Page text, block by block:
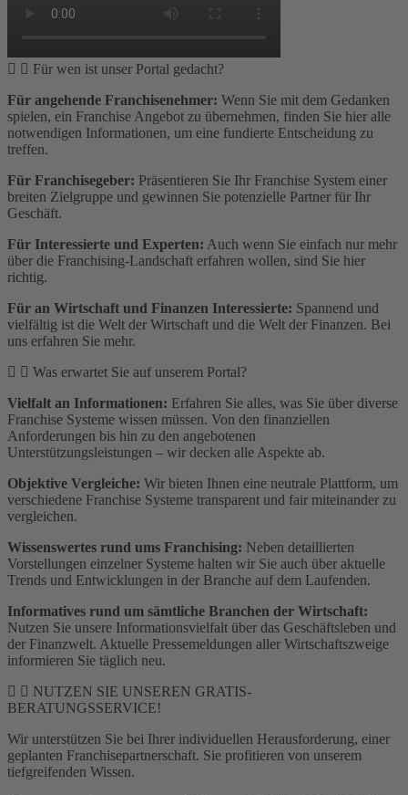
Für wen ist unser Portal gedacht?
Für angehende Franchisenehmer: Wenn Sie mit dem Gedanken
spielen, ein Franchise Angebot zu übernehmen, finden Sie hier alle
notwendigen Informationen, um eine fundierte Entscheidung zu
treffen.
Für Franchisegeber: Präsentieren Sie Ihr Franchise System einer
breiten Zielgruppe und gewinnen Sie potenzielle Partner für Ihr
Geschäft.
Für Interessierte und Experten: Auch wenn Sie einfach nur mehr
über die Franchising-Landschaft erfahren wollen, sind Sie hier
richtig.
Für an Wirtschaft und Finanzen Interessierte: Spannend und
vielfältig ist die Welt der Wirtschaft und die Welt der Finanzen. Bei
uns erfahren Sie mehr.
Was erwartet Sie auf unserem Portal?
Vielfalt an Informationen: Erfahren Sie alles, was Sie über diverse
Franchise Systeme wissen müssen. Von den finanziellen
Anforderungen bis hin zu den angebotenen
Unterstützungsleistungen – wir decken alle Aspekte ab.
Objektive Vergleiche: Wir bieten Ihnen eine neutrale Plattform, um
verschiedene Franchise Systeme transparent und fair miteinander zu
vergleichen.
Wissenswertes rund ums Franchising: Neben detaillierten
Vorstellungen einzelner Systeme halten wir Sie auch über aktuelle
Trends und Entwicklungen in der Branche auf dem Laufenden.
Informatives rund um sämtliche Branchen der Wirtschaft:
Nutzen Sie unsere Informationsvielfalt über das Geschäftsleben und
der Finanzwelt. Aktuelle Pressemeldungen aller Wirtschaftszweige
informieren Sie täglich neu.
NUTZEN SIE UNSEREN GRATIS-
BERATUNGSSERVICE!
Wir unterstützen Sie bei Ihrer individuellen Herausforderung, einer
geplanten Franchisepartnerschaft. Sie profitieren von unserem
tiefgreifenden Wissen.